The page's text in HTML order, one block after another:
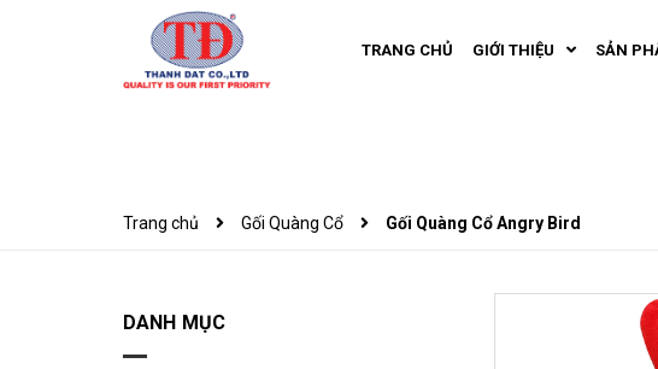
TRANG CHỦ GIỚI THIỆU SẢN
Trang chủ Gối Quàng Cổ Gối Quàng Cổ Angry Bird
DANH MỤC